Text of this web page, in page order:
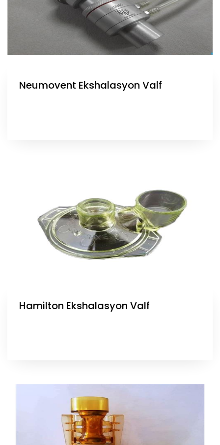
Neumovent Ekshalasyon Valf
Hamilton Ekshalasyon Valf